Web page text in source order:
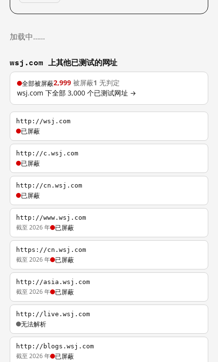
加载中……
wsj.com 上其他已测试的网址
全部被屏蔽2,999 被屏蔽1 无判定
wsj.com 下全部 3,000 个已测试网址 →
http://wsj.com
已屏蔽
http://c.wsj.com
已屏蔽
http://cn.wsj.com
已屏蔽
http://www.wsj.com
截至 2026 年 已屏蔽
https://cn.wsj.com
截至 2026 年 已屏蔽
http://asia.wsj.com
截至 2026 年 已屏蔽
http://live.wsj.com
无法解析
http://blogs.wsj.com
截至 2026 年 已屏蔽